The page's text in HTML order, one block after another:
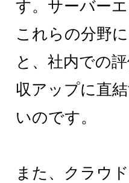
す。サーバー
これらの分野
と、社内での
収アップに直
いのです。
また、クラウ